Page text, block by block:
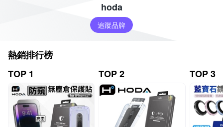
hoda
追蹤品牌
熱銷排行榜
TOP 1
TOP 2 TOP 3